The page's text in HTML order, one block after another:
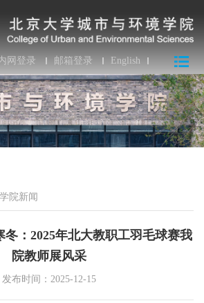
网登录 邮箱登录 English
学院新闻
冬：2025年北大教职工羽毛球赛我
院教师展风采
发布时间：2025-12-15